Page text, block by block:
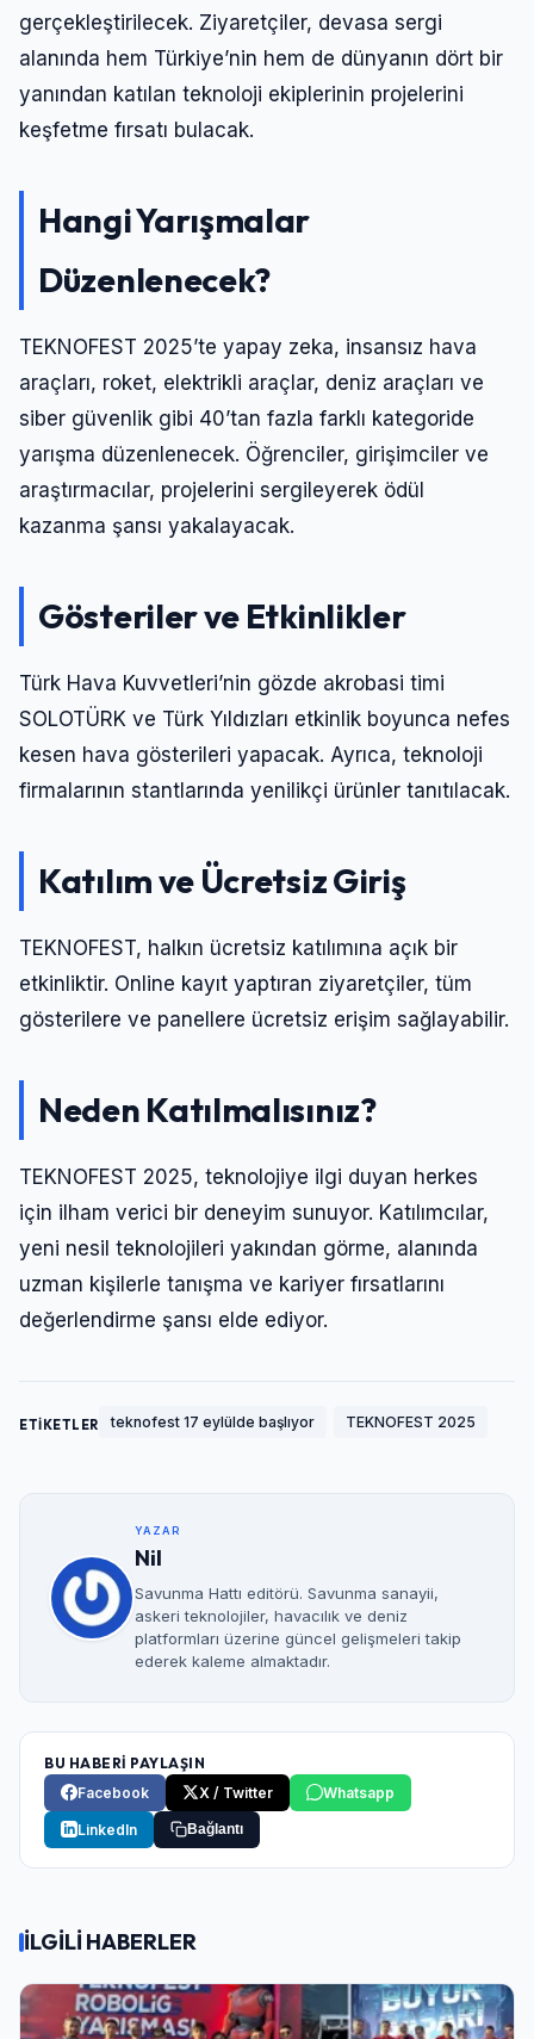
gerçekleştirilecek. Ziyaretçiler, devasa sergi
alanında hem Türkiye’nin hem de dünyanın dört bir
yanından katılan teknoloji ekiplerinin projelerini
keşfetme fırsatı bulacak.
Hangi Yarışmalar
Düzenlenecek?
TEKNOFEST 2025’te yapay zeka, insansız hava
araçları, roket, elektrikli araçlar, deniz araçları ve
siber güvenlik gibi 40’tan fazla farklı kategoride
yarışma düzenlenecek. Öğrenciler, girişimciler ve
araştırmacılar, projelerini sergileyerek ödül
kazanma şansı yakalayacak.
Gösteriler ve Etkinlikler
Türk Hava Kuvvetleri’nin gözde akrobasi timi
SOLOTÜRK ve Türk Yıldızları etkinlik boyunca nefes
kesen hava gösterileri yapacak. Ayrıca, teknoloji
firmalarının stantlarında yenilikçi ürünler tanıtılacak.
Katılım ve Ücretsiz Giriş
TEKNOFEST, halkın ücretsiz katılımına açık bir
etkinliktir. Online kayıt yaptıran ziyaretçiler, tüm
gösterilere ve panellere ücretsiz erişim sağlayabilir.
Neden Katılmalısınız?
TEKNOFEST 2025, teknolojiye ilgi duyan herkes
için ilham verici bir deneyim sunuyor. Katılımcılar,
yeni nesil teknolojileri yakından görme, alanında
uzman kişilerle tanışma ve kariyer fırsatlarını
değerlendirme şansı elde ediyor.
ETİKETLER teknofest 17 eylülde başlıyor TEKNOFEST 2025
YAZAR
Nil
Savunma Hattı editörü. Savunma sanayii,
askeri teknolojiler, havacılık ve deniz
platformları üzerine güncel gelişmeleri takip
ederek kaleme almaktadır.
BU HABERİ PAYLAŞIN
Facebook
X / Twitter Whatsapp
LinkedIn Bağlantı
İLGİLİ HABERLER